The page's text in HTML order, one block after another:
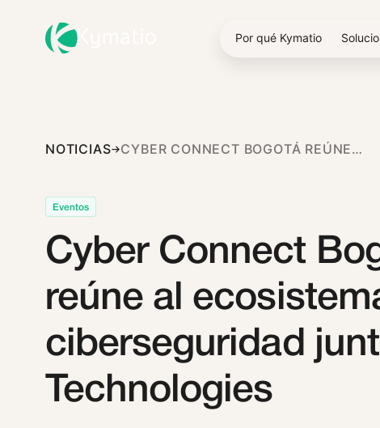
Por qué Kymatio
NOTICIAS CYBER CONNECT BOGOTÁ REÚNE AL ECOSISTEMA DE CIBERSEGURIDAD JUNTO A IG TECHNOLOGIES
Eventos
Cyber Connect
reúne al
ciberseguridad
Technologies